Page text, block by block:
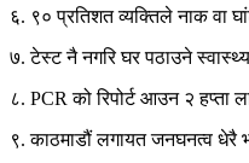
६. ९० प्रतिशत व्यक्तिले नाक वा
७. टेस्ट नै नगरि घर पठाउने स्वास्थ्य
८. PCR को रिपोर्ट आउन २
९. काठमाडौं लगायत जनघनत्व धेरै